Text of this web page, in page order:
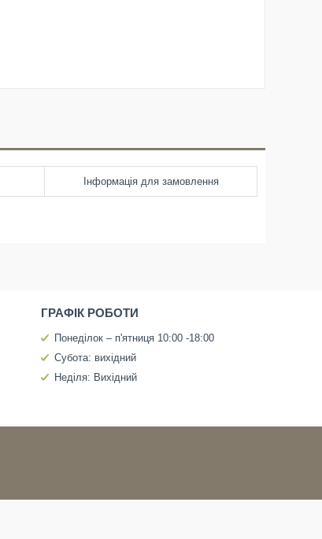
Інформація для замовлення
ГРАФІК РОБОТИ
Понеділок – п'ятниця 10:00 -18:00
Субота: вихідний
Неділя: Вихідний